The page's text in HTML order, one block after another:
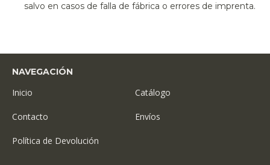
salvo en casos de falla de fábrica o errores de imprenta.
NAVEGACIÓN
Inicio Catálogo
Contacto Envíos
Política de Devolución